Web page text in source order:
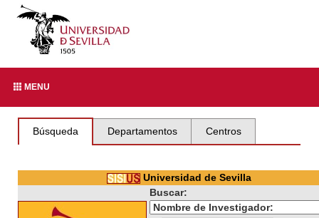
MENU
Búsqueda Departamentos Centros
Universidad de Sevilla
Buscar: